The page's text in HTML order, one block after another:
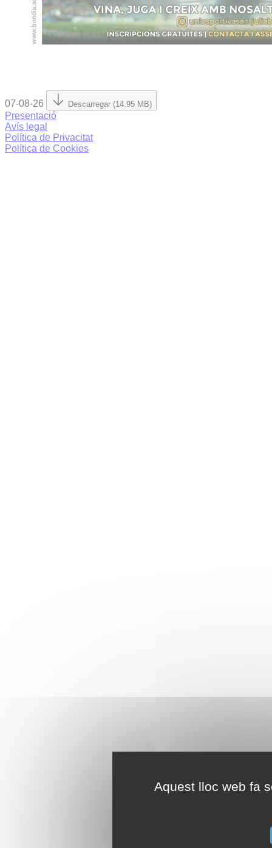
Aquest lloc web fa
07-08-26 Descarregar (14.95 MB)
Presentació
Avís legal
Política de Privacitat
Política de Cookies